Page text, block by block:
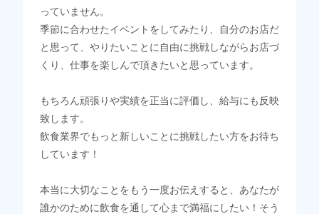
っていません。
季節に合わせたイベントをしてみたり、自分のお店だ
と思って、やりたいことに自由に挑戦しながらお店づ
くり、仕事を楽しんで頂きたいと思っています。
もちろん頑張りや実績を正当に評価し、給与にも反映
致します。
飲食業界でもっと新しいことに挑戦したい方をお待ち
しています！
本当に大切なことをもう一度お伝えすると、あなたが
誰かのために飲食を通して心まで満福にしたい！そう